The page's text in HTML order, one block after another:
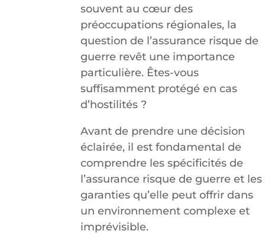
souvent au cœur des
préoccupations régionales, la
question de l’assurance risque de
guerre revêt une importance
particulière. Êtes-vous
suffisamment protégé en cas
d’hostilités ?
Avant de prendre une décision
éclairée, il est fondamental de
comprendre les spécificités de
l’assurance risque de guerre et les
garanties qu’elle peut offrir dans
un environnement complexe et
imprévisible.